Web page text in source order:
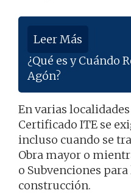
Leer Más
¿Qué es y Cuándo
Agón?
En varias
Certificado ITE se
incluso cuando se
Obra mayor o
o Subvenciones
construcción.